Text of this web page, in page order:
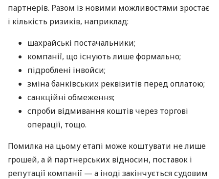
партнерів. Разом із новими можливостями зростає
і кількість ризиків, наприклад:
шахрайські постачальники;
компанії, що існують лише формально;
підроблені інвойси;
зміна банківських реквізитів перед оплатою;
санкційні обмеження;
спроби відмивання коштів через торгові
операції, тощо.
Помилка на цьому етапі може коштувати не лише
грошей, а й партнерських відносин, поставок і
репутації компанії — а іноді закінчується судовим